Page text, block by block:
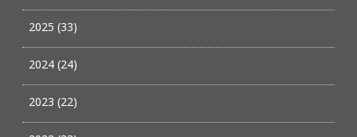
2025 (33)
2024 (24)
2023 (22)